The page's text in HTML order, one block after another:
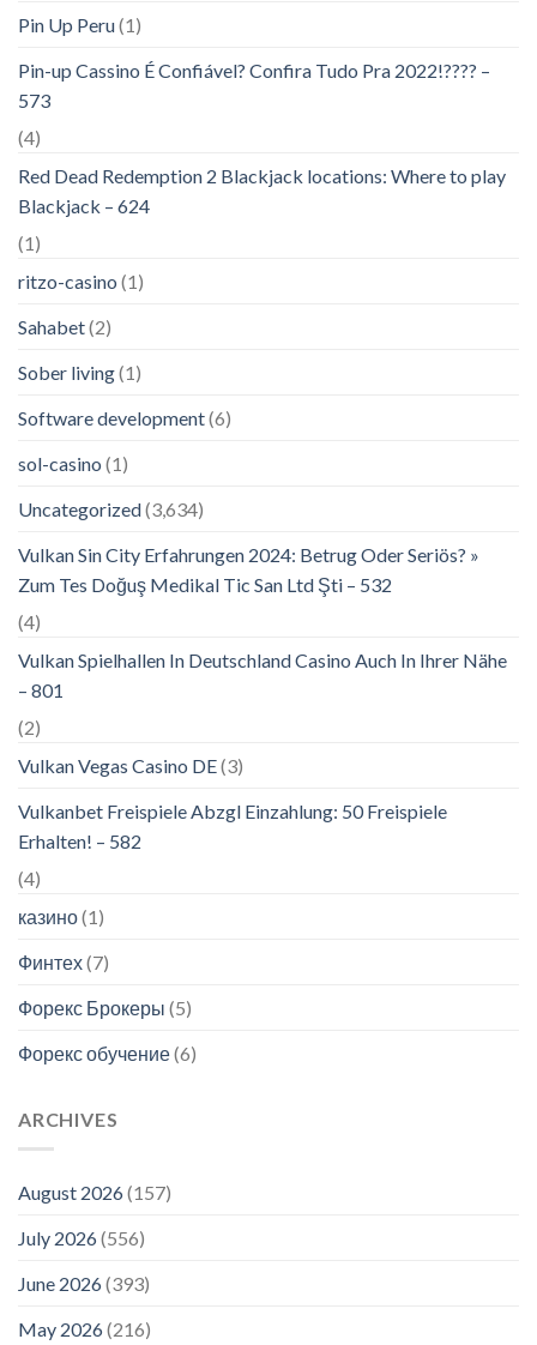
Pin Up Peru(1)
Pin-up Cassino É Confiável? Confira Tudo Pra 2022!???? –
573
(4)
Red Dead Redemption 2 Blackjack locations: Where to play
Blackjack – 624
(1)
ritzo-casino (1)
Sahabet(2)
Sober living(1)
Software development(6)
sol-casino (1)
Uncategorized(3,634)
Vulkan Sin City Erfahrungen 2024: Betrug Oder Seriös? »
Zum Tes Doğuş Medikal Tic San Ltd Şti – 532
(4)
Vulkan Spielhallen In Deutschland Casino Auch In Ihrer Nähe
– 801
(2)
Vulkan Vegas Casino DE(3)
Vulkanbet Freispiele Abzgl Einzahlung: 50 Freispiele
Erhalten! – 582
(4)
казино(1)
Финтех(7)
Форекс Брокеры (5)
Форекс обучение(6)
ARCHIVES
August 2026(157)
July 2026(556)
June 2026(393)
May 2026(216)